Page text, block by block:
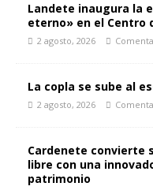
Landete inaugura la
eterno» en el Centro
2 agosto, 2026
La copla se sube al
2 agosto, 2026
Cardenete convierte
libre con una
patrimonio